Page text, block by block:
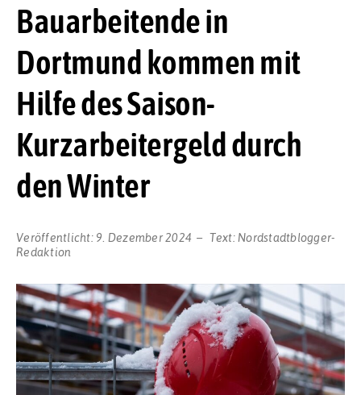
Bauarbeitende in
Dortmund kommen mit
Hilfe des Saison-
Kurzarbeitergeld durch
den Winter
Veröffentlicht: 9. Dezember 2024 Text: Nordstadtblogger-
Redaktion